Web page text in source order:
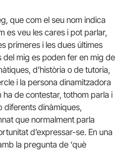
que com el seu nom indica
es veu les cares i pot parlar,
primeres i les dues últimes
del mig es poden fer en mig de
d’història o de tutoria,
i la persona dinamitzadora
de contestar, tothom parla i
diferents dinàmiques,
que normalment parla
d’expressar-se. En una
la pregunta de ‘què